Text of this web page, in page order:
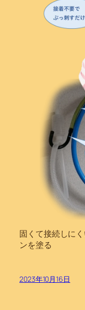
固くて接続しに
ンを塗る
2023年10月16日